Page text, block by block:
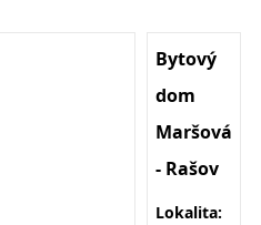
Bytový
dom
Maršová
- Rašov
Lokalita: